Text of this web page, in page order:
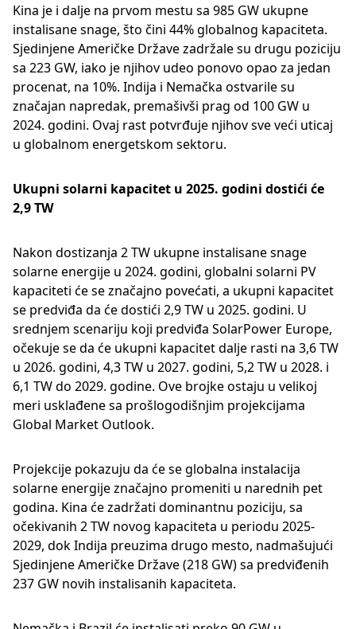
Kina je i dalje na prvom mestu sa 985 GW ukupne
instalisane snage, što čini 44% globalnog kapaciteta.
Sjedinjene Američke Države zadržale su drugu poziciju
sa 223 GW, iako je njihov udeo ponovo opao za jedan
procenat, na 10%. Indija i Nemačka ostvarile su
značajan napredak, premašivši prag od 100 GW u
2024. godini. Ovaj rast potvrđuje njihov sve veći uticaj
u globalnom energetskom sektoru.
Ukupni solarni kapacitet u 2025. godini dostići će
2,9 TW
Nakon dostizanja 2 TW ukupne instalisane snage
solarne energije u 2024. godini, globalni solarni PV
kapaciteti će se značajno povećati, a ukupni kapacitet
se predviđa da će dostići 2,9 TW u 2025. godini. U
srednjem scenariju koji predviđa SolarPower Europe,
očekuje se da će ukupni kapacitet dalje rasti na 3,6 TW
u 2026. godini, 4,3 TW u 2027. godini, 5,2 TW u 2028. i
6,1 TW do 2029. godine. Ove brojke ostaju u velikoj
meri usklađene sa prošlogodišnjim projekcijama
Global Market Outlook.
Projekcije pokazuju da će se globalna instalacija
solarne energije značajno promeniti u narednih pet
godina. Kina će zadržati dominantnu poziciju, sa
očekivanih 2 TW novog kapaciteta u periodu 2025-
2029, dok Indija preuzima drugo mesto, nadmašujući
Sjedinjene Američke Države (218 GW) sa predviđenih
237 GW novih instalisanih kapaciteta.